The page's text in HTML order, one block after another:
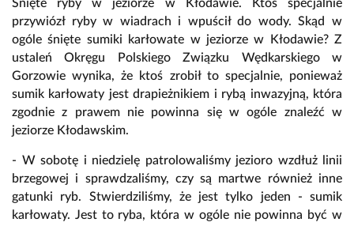
Śnięte ryby w jeziorze w Kłodawie. Ktoś specjalnie
przywiózł ryby w wiadrach i wpuścił do wody. Skąd w
ogóle śnięte sumiki karłowate w jeziorze w Kłodawie? Z
ustaleń Okręgu Polskiego Związku Wędkarskiego w
Gorzowie wynika, że ktoś zrobił to specjalnie, ponieważ
sumik karłowaty jest drapieżnikiem i rybą inwazyjną, która
zgodnie z prawem nie powinna się w ogóle znaleźć w
jeziorze Kłodawskim.
- W sobotę i niedzielę patrolowaliśmy jezioro wzdłuż linii
brzegowej i sprawdzaliśmy, czy są martwe również inne
gatunki ryb. Stwierdziliśmy, że jest tylko jeden - sumik
karłowaty. Jest to ryba, która w ogóle nie powinna być w